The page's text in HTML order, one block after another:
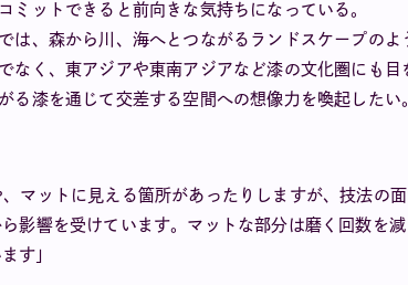
ミットできると前向きな気持ちになっている。
は、森から川、海へとつながるランドスケープの
なく、東アジアや東南アジアなど漆の文化圏にも
る漆を通じて交差する空間への想像力を喚起したい
マットに見える箇所があったりしますが、技法の
影響を受けています。マットな部分は磨く回数を
す」